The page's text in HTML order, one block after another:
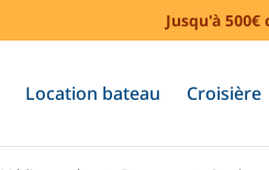
Jusqu'à
Location bateau Croisière